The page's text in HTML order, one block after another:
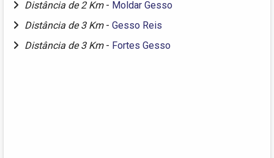
Distância de 2 Km - Moldar Gesso
Distância de 3 Km - Gesso Reis
Distância de 3 Km - Fortes Gesso